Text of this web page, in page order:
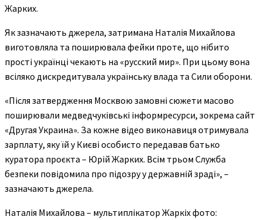
Жарких.
Як зазначають джерела, затримана Наталія Михайлова
виготовляла та поширювала фейки проте, що нібито
прості українці чекають на «русский мир». При цьому вона
всіляко дискредитувала українську влада та Сили оборони.
«Після затвердження Москвою замовні сюжети масово
поширювали медведчуківські інформресурси, зокрема сайт
«Другая Украина». За кожне відео виконавиця отримувала
зарплату, яку їй у Києві особисто передавав батько
куратора проєкта – Юрій Жарких. Всім трьом Служба
безпеки повідомила про підозру у державній зраді», –
зазначають джерела.
Наталія Михайлова – мультиплікатор Жаркіх фото: